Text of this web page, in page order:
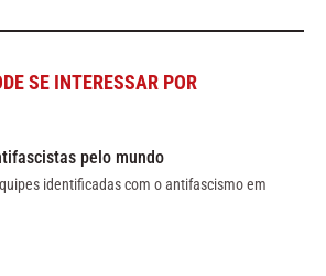
SE INTERESSAR POR
pelo mundo
identificadas com o antifascismo em